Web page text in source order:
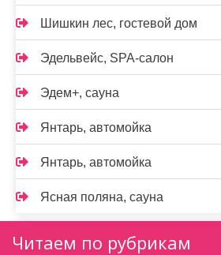
Шишкин лес, гостевой дом
Эдельвейс, SPA-салон
Эдем+, сауна
Янтарь, автомойка
Янтарь, автомойка
Ясная поляна, сауна
Читаем по рубрикам